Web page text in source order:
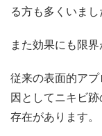
る方も多くいまし
また効果にも限
従来の表面的ア
因としてニキビ
存在があります。